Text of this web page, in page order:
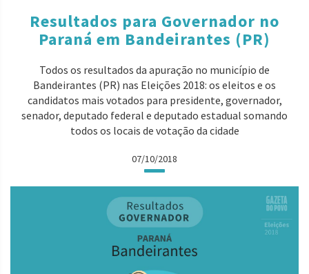
Resultados para Governador no
Paraná em Bandeirantes (PR)
Todos os resultados da apuração no município de
Bandeirantes (PR) nas Eleições 2018: os eleitos e os
candidatos mais votados para presidente, governador,
senador, deputado federal e deputado estadual somando
todos os locais de votação da cidade
07/10/2018